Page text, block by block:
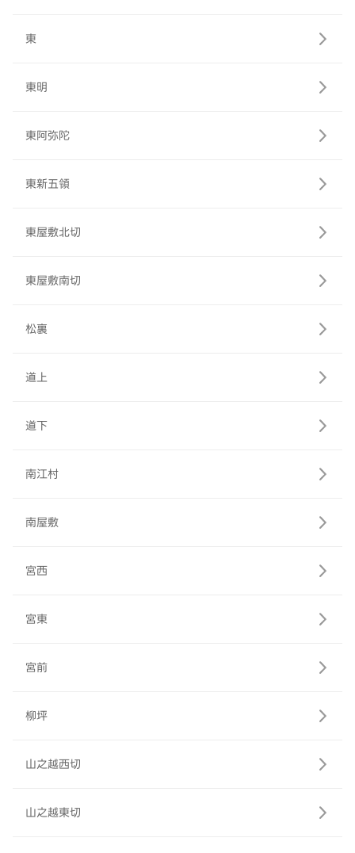
東
東明
東阿弥陀
東新五領
東屋敷北切
東屋敷南切
松裏
道上
道下
南江村
南屋敷
宮西
宮東
宮前
柳坪
山之越西切
山之越東切